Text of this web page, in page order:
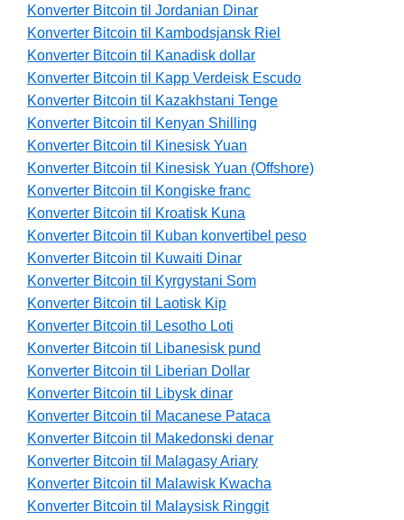
Konverter Bitcoin til Jordanian Dinar
Konverter Bitcoin til Kambodsjansk Riel
Konverter Bitcoin til Kanadisk dollar
Konverter Bitcoin til Kapp Verdeisk Escudo
Konverter Bitcoin til Kazakhstani Tenge
Konverter Bitcoin til Kenyan Shilling
Konverter Bitcoin til Kinesisk Yuan
Konverter Bitcoin til Kinesisk Yuan (Offshore)
Konverter Bitcoin til Kongiske franc
Konverter Bitcoin til Kroatisk Kuna
Konverter Bitcoin til Kuban konvertibel peso
Konverter Bitcoin til Kuwaiti Dinar
Konverter Bitcoin til Kyrgystani Som
Konverter Bitcoin til Laotisk Kip
Konverter Bitcoin til Lesotho Loti
Konverter Bitcoin til Libanesisk pund
Konverter Bitcoin til Liberian Dollar
Konverter Bitcoin til Libysk dinar
Konverter Bitcoin til Macanese Pataca
Konverter Bitcoin til Makedonski denar
Konverter Bitcoin til Malagasy Ariary
Konverter Bitcoin til Malawisk Kwacha
Konverter Bitcoin til Malaysisk Ringgit